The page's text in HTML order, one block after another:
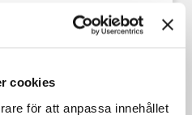
cookies
för att anpassa innehållet